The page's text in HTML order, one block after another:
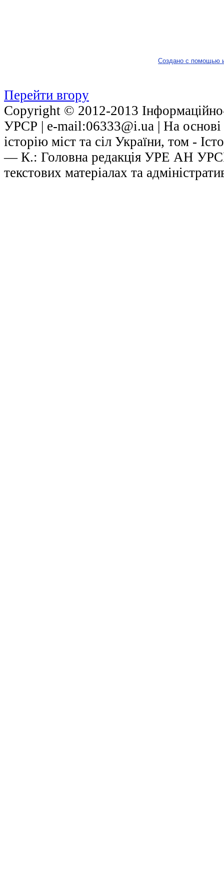
Создано с помощью
Перейти вгору
Copyright © 2012-2013 Інформаційно-
УРСР | е-mail:06333@i.ua | На основі
історію міст та сіл України, том -
— К.: Головна редакція УРЕ АН
текстових матеріалах та